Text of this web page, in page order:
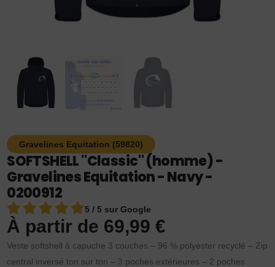
Gravelines Equitation (59820)
SOFTSHELL "Classic" (homme) -
Gravelines Equitation - Navy -
0200912
5 / 5 sur Google
À partir de 69,99€
Veste softshell à capuche 3 couches – 96 % polyester recyclé – Zip
central inversé ton sur ton – 3 poches extérieures – 2 poches